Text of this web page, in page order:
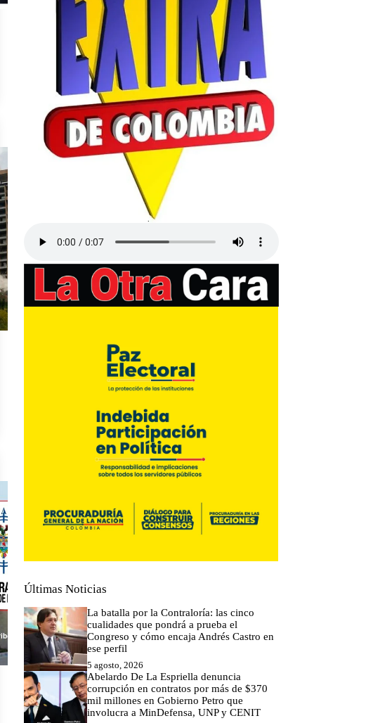
Últimas Noticias
La batalla por la Contraloría: las cinco
cualidades que pondrá a prueba el
Congreso y cómo encaja Andrés Castro en
ese perfil
5 agosto, 2026
Abelardo De La Espriella denuncia
corrupción en contratos por más de $370
mil millones en Gobierno Petro que
involucra a MinDefensa, UNP y CENIT